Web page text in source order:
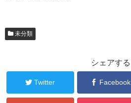
未分類
シェアする
Twitter Facebook